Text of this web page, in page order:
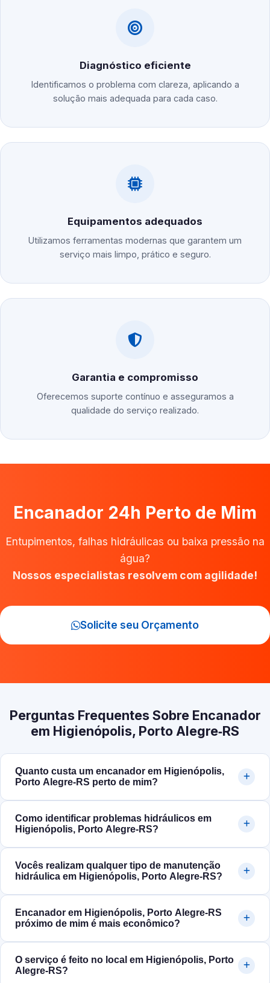
Diagnóstico eficiente
Identificamos o problema com clareza, aplicando a
solução mais adequada para cada caso.
Equipamentos adequados
Utilizamos ferramentas modernas que garantem um
serviço mais limpo, prático e seguro.
Garantia e compromisso
Oferecemos suporte contínuo e asseguramos a
qualidade do serviço realizado.
Encanador 24h Perto de Mim
Entupimentos, falhas hidráulicas ou baixa pressão na
água?
Nossos especialistas resolvem com agilidade!
Solicite seu Orçamento
Perguntas Frequentes Sobre Encanador
em Higienópolis, Porto Alegre‑RS
Quanto custa um encanador em Higienópolis,
Porto Alegre‑RS perto de mim?
Como identificar problemas hidráulicos em
Higienópolis, Porto Alegre‑RS?
Vocês realizam qualquer tipo de manutenção
hidráulica em Higienópolis, Porto Alegre‑RS?
Encanador em Higienópolis, Porto Alegre‑RS
próximo de mim é mais econômico?
O serviço é feito no local em Higienópolis, Porto
Alegre‑RS?